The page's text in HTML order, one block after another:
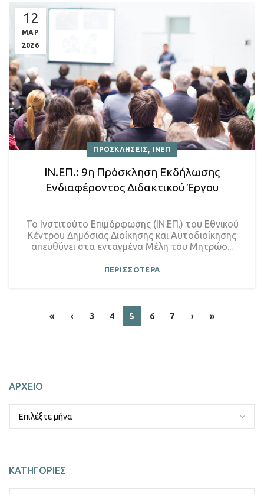
12
ΜΑΡ
2026
ΠΡΟΣΚΛΗΣΕΙΣ , ΙΝΕΠ
ΙΝ.ΕΠ.: 9η Πρόσκληση Εκδήλωσης
Ενδιαφέροντος Διδακτικού Έργου
Το Ινστιτούτο Επιμόρφωσης (ΙΝ.ΕΠ.) του Εθνικού
Κέντρου Δημόσιας Διοίκησης και Αυτοδιοίκησης
απευθύνει στα ενταγμένα Μέλη του Μητρώο...
ΠΕΡΙΣΣΟΤΕΡΑ
« ‹ 3 4 5 6 7 › »
ΑΡΧΕΙΟ
ΚΑΤΗΓΟΡΙΕΣ